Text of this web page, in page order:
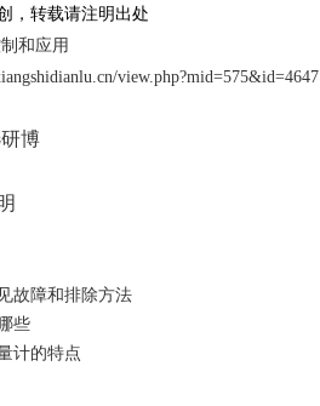
，转载请注明出处
和应用
view.php?mid=575&id=4647
博
故障和排除方法
些
计的特点